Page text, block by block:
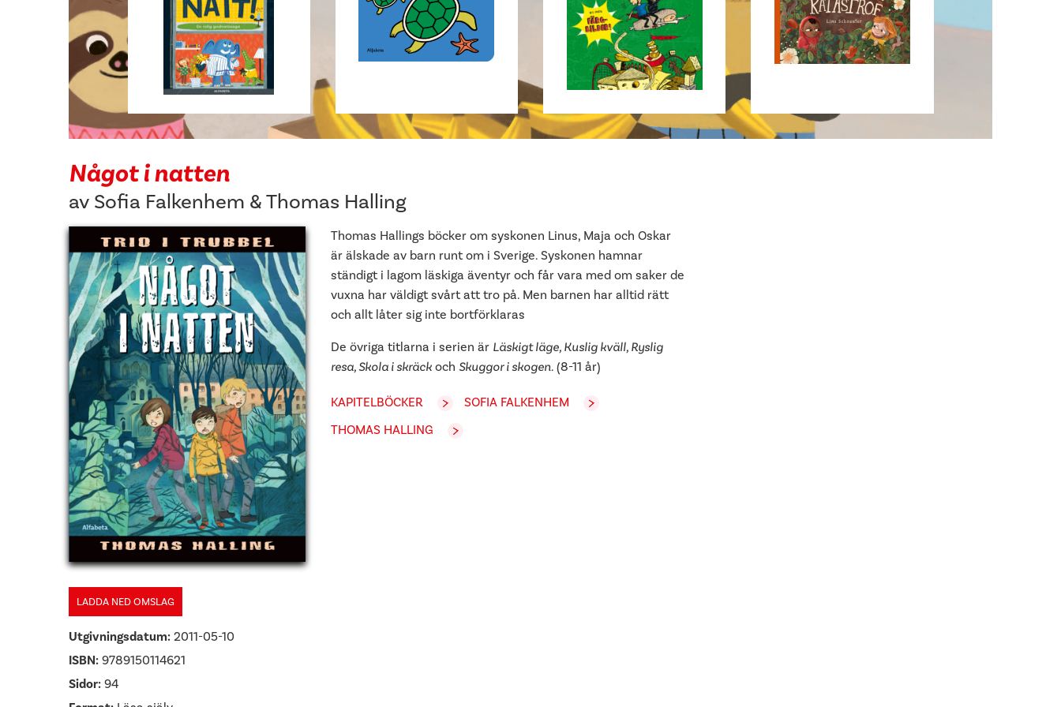
Något i natten
av Sofia Falkenhem &Thomas Halling
LADDA NED OMSLAG
Utgivningsdatum: 2011-05-10
ISBN: 9789150114621
Sidor: 94
Thomas Hallings böcker om syskonen Linus, Maja och Oskar
är älskade av barn runt om i Sverige. Syskonen hamnar
ständigt i lagom läskiga äventyr och får vara med om saker de
vuxna har väldigt svårt att tro på. Men barnen har alltid rätt
och allt låter sig inte bortförklaras
De övriga titlarna i serien är Läskigt läge, Kuslig kväll, Ryslig
resa, Skola i skräck och Skuggor i skogen. (8-11 år)
KAPITELBÖCKER
SOFIA FALKENHEM
THOMAS HALLING